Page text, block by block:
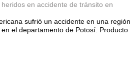
en accidente de tránsito en
sufrió un accidente en una región
el departamento de Potosí. Producto